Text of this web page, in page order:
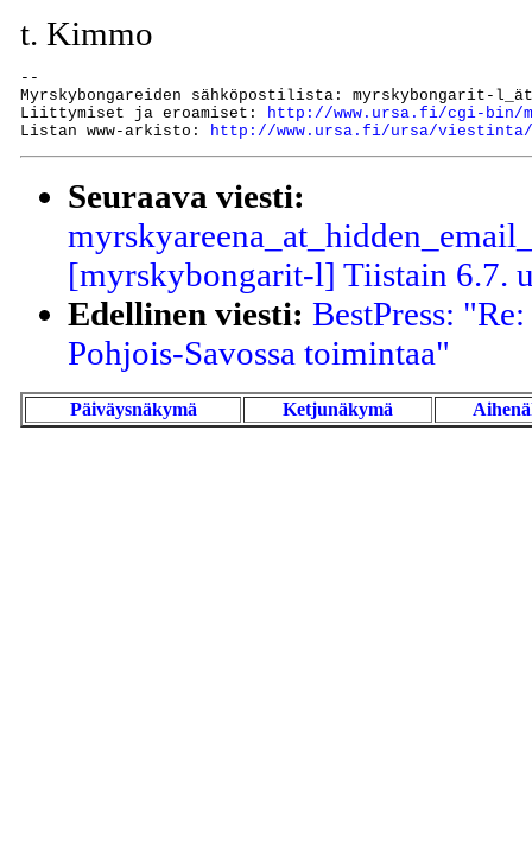
t. Kimmo
--
Myrskybongareiden sähköpostilista: myrskybongarit-
Liittymiset ja eroamiset:
http://www.ursa.fi/cgi-bin/
Listan www-arkisto:
http://www.ursa.fi/ursa/viestinta/
Seuraava viesti:
[myrskybongarit-l] Tiistain 6.7.
Edellinen viesti: BestPress:
Pohjois-Savossa toimintaa"
Päiväysnäkymä Ketjunäkymä